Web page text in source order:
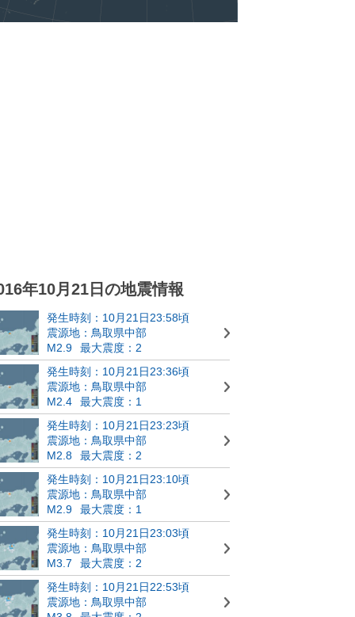
年10月21日の地震情報
発生時刻：10月21日23:58頃
震源地：鳥取県中部
M2.9
最大震度：2
発生時刻：10月21日23:36頃
震源地：鳥取県中部
M2.4
最大震度：1
発生時刻：10月21日23:23頃
震源地：鳥取県中部
M2.8
最大震度：2
発生時刻：10月21日23:10頃
震源地：鳥取県中部
M2.9
最大震度：1
発生時刻：10月21日23:03頃
震源地：鳥取県中部
M3.7
最大震度：2
発生時刻：10月21日22:53頃
震源地：鳥取県中部